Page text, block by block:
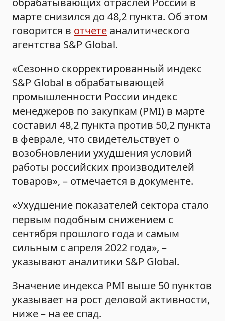
марте снизился до 48,2 пункта. Об этом
говорится в отчете аналитического
агентства S&P Global.
«Сезонно скорректированный индекс
S&P Global в обрабатывающей
промышленности России индекс
менеджеров по закупкам (PMI) в марте
составил 48,2 пункта против 50,2 пункта
в феврале, что свидетельствует о
возобновлении ухудшения условий
работы российских производителей
товаров», – отмечается в документе.
«Ухудшение показателей сектора стало
первым подобным снижением с
сентября прошлого года и самым
сильным с апреля 2022 года», –
указывают аналитики S&P Global.
Значение индекса PMI выше 50 пунктов
указывает на рост деловой активности,
ниже – на ее спад.